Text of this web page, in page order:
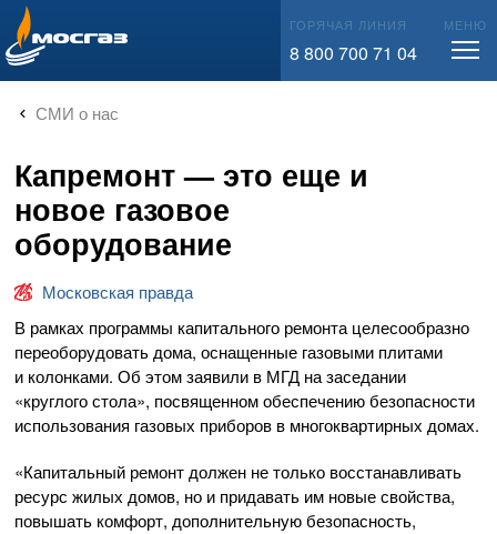
info@mos-gaz.ru ГОРЯЧАЯ ЛИНИЯ
8 800 700 71 04
МЕНЮ
СМИ о нас
Капремонт — это еще и
новое газовое
оборудование
Московская правда
В рамках программы капитального ремонта целесообразно
переоборудовать дома, оснащенные газовыми плитами
и колонками. Об этом заявили в МГД на заседании
«круглого стола», посвященном обеспечению безопасности
использования газовых приборов в многоквартирных домах.
«Капитальный ремонт должен не только восстанавливать
ресурс жилых домов, но и придавать им новые свойства,
повышать комфорт, дополнительную безопасность,